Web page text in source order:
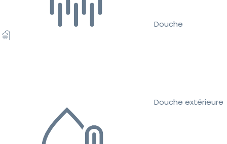
Douche
Douche extérieure